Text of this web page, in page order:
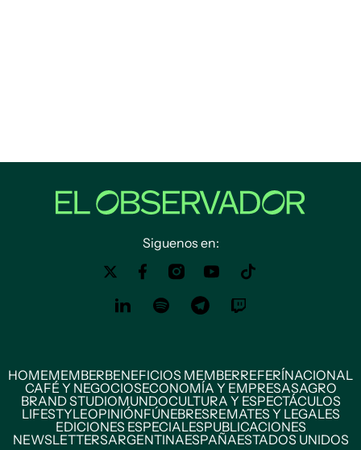
Siguenos en:
HOMEMEMBERBENEFICIOS MEMBERREFERÍNACIONAL
CAFÉ Y NEGOCIOSECONOMÍA Y EMPRESASAGRO
BRAND STUDIOMUNDOCULTURA Y ESPECTÁCULOS
LIFESTYLEOPINIÓNFÚNEBRESREMATES Y LEGALES
EDICIONES ESPECIALESPUBLICACIONES
NEWSLETTERSARGENTINAESPAÑAESTADOS UNIDOS